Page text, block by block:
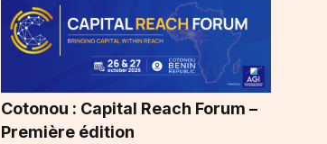
Cotonou : Capital Reach Forum –
Première édition